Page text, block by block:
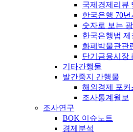
국제경제리뷰
한국은행 70년
숫자로 보는
한국은행법 제
화폐박물관관
단기금융시장
기타간행물
발간중지 간행물
해외경제 포커
조사통계월보
조사연구
BOK 이슈노트
경제분석